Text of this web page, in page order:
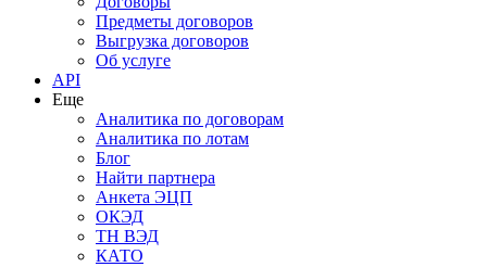
Предметы договоров
Выгрузка договоров
Об услуге
API
Еще
Аналитика по договорам
Аналитика по лотам
Блог
Найти партнера
Анкета ЭЦП
ОКЭД
ТН ВЭД
КАТО